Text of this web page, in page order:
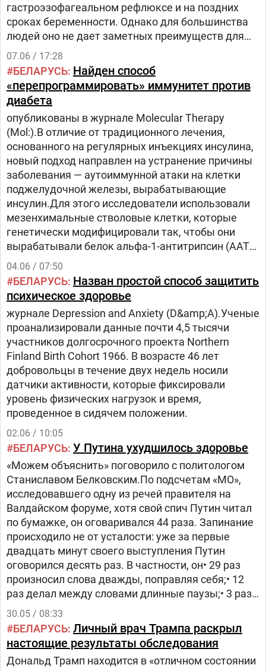
гастроэзофагеальном рефлюксе и на поздних
сроках беременности. Однако для большинства
людей оно не дает заметных преимуществ для
здоровья.Халлал подчеркнул, что сон на правом
боку также может быть полностью безопасным и
комфортным, если человек просыпается
отдохнувшим и без боли.
07.06 / 17:28
БЕЛАРУСЬ Найден способ
«перепрограммировать» иммунитет против
диабета
опубликованы в журнале Molecular Therapy
(Mol:).В отличие от традиционного лечения,
основанного на регулярных инъекциях инсулина,
новый подход направлен на устранение причины
заболевания — аутоиммунной атаки на клетки
поджелудочной железы, вырабатывающие
инсулин.Для этого исследователи использовали
мезенхимальные стволовые клетки, которые
генетически модифицировали так, чтобы они
вырабатывали белок альфа-1-антитрипсин (AAT),
обладающий противовоспалительными
свойствами. Такая терапия одновременно
защищала сохранившиеся инсулин-
продуцирующие клетки и подавляла
разрушительную активность иммунной
системы.Анализ показал, что лечение не просто
снижает воспаление, а фактически
перепрограммирует иммунный ответ.
04.06 / 07:50
БЕЛАРУСЬ Назван простой способ защитить
психическое здоровье
журнале Depression and Anxiety (D&amp;A).Ученые
проанализировали данные почти 4,5 тысячи
участников долгосрочного проекта Northern
Finland Birth Cohort 1966. В возрасте 46 лет
добровольцы в течение двух недель носили
датчики активности, которые фиксировали
уровень физических нагрузок и время,
проведенное в сидячем положении.
02.06 / 10:05
БЕЛАРУСЬ У Путина ухудшилось здоровье
«Можем объяснить» поговорило с политологом
Станиславом Белковским.По подсчетам «МО»,
исследовавшего одну из речей правителя на
Валдайском форуме, хотя свой спич Путин читал
по бумажке, он оговаривался 44 раза. Запинание
происходило не от усталости: уже за первые
двадцать минут своего выступления Путин
оговорился десять раз. В частности, он• 29 раз
произносил слова дважды, поправляя себя;• 12
раз делал между словами длинные паузы;• 3 раза
неверно произносил слова.Труднее всего Путину
далось слово «тенденции» и фразеологизм
«модель советской социалистической
альтернативы».
30.05 / 08:33
БЕЛАРУСЬ Личный врач Трампа раскрыл
настоящие результаты обследования
Дональд Трамп находится в «отличном состоянии